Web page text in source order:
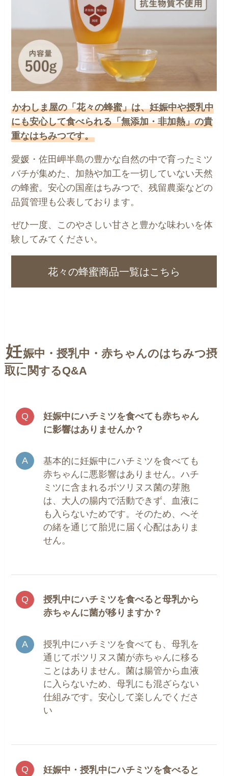
かわしま屋の「花々の蜂蜜」は、妊娠中や授乳中
にも安心して食べられる「無添加・非加熱」の貴
重なはちみつです。
愛媛・佐田岬半島の豊かな自然の中で育ったミツ
バチが集めた、加熱や加工を一切していない天然
の蜂蜜。安心の国産はちみつで、残留農薬などの
品質管理も公表しております。
ぜひ一度、このやさしい甘さと豊かな味わいを体
験してみてください。
花々の蜂蜜商品一覧はこちら
妊娠中・授乳中・赤ちゃんのはちみつ摂
取に関するQ&A
妊娠中にハチミツを食べても赤ちゃん
に影響はありませんか？
基本的に妊娠中にハチミツを食べても
赤ちゃんに悪影響はありません。ハチ
ミツに含まれるボツリヌス菌の芽胞
は、大人の腸内で活動できず、血液に
も入らないためです。そのため、へそ
の緒を通じて胎児に届く心配はありま
せん。
授乳中にハチミツを食べると母乳から
赤ちゃんに菌が移りますか？
授乳中にハチミツを食べても、母乳を
通じてボツリヌス菌が赤ちゃんに移る
ことはありません。菌は腸管から血液
に入らないため、母乳にも混ざらない
仕組みです。安心して楽しんでくださ
い
妊娠中・授乳中にハチミツを食べると